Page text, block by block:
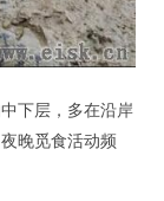
下层，多在沿岸
晚觅食活动频